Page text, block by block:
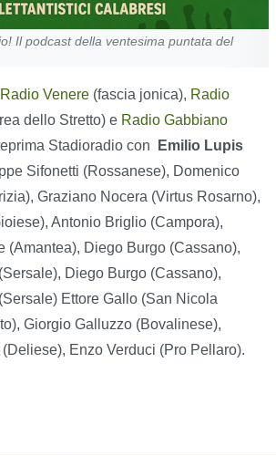
Il podcast della ventesima puntata del
Radio Venere (fascia jonica), Radio
dello Stretto) e Radio Gabbiano
Stadioradio con
Emilio Lupis
Sifonetti (Rossanese), Domenico
Graziano Nocera (Virtus Rosarno),
Antonio Briglio (Campora),
(Amantea), Diego Burgo (Cassano),
Diego Burgo (Cassano),
Ettore Gallo (San Nicola
Giorgio Galluzzo (Bovalinese),
Enzo Verduci (Pro Pellaro).